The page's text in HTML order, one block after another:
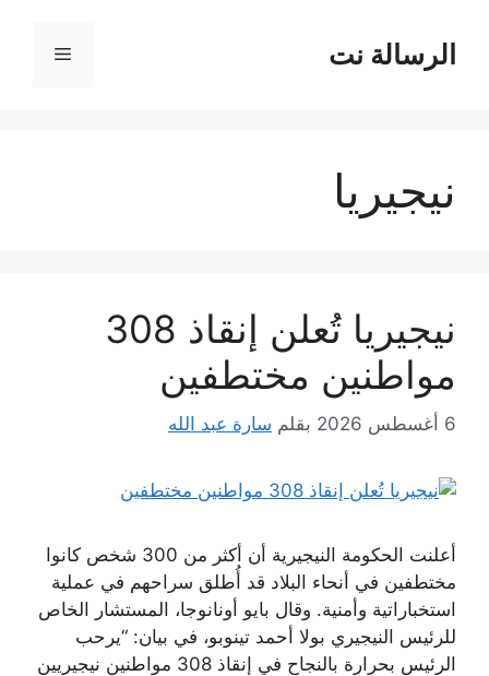
المحتوىالرسالة نت القائمة
نيجيريا
نيجيريا تُعلن إنقاذ 308
مواطنين مختطفين
6 أغسطس 2026 بقلم سارة عبد الله
أعلنت الحكومة النيجيرية أن أكثر من 300 شخص كانوا
مختطفين في أنحاء البلاد قد أُطلق سراحهم في عملية
استخباراتية وأمنية. وقال بايو أونانوجا، المستشار الخاص
للرئيس النيجيري بولا أحمد تينوبو، في بيان: “يرحب
الرئيس بحرارة بالنجاح في إنقاذ 308 مواطنين نيجيريين